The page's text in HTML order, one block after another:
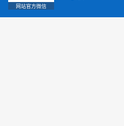
网站官方微信